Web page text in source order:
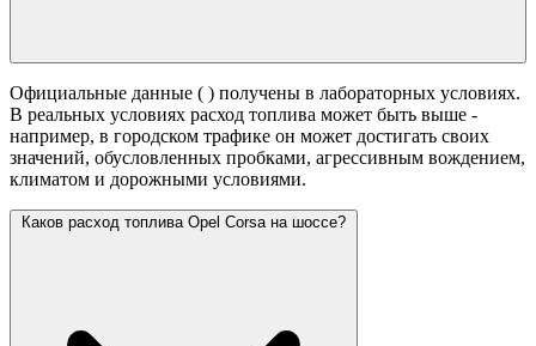
Официальные данные ( ) получены в лабораторных условиях.
В реальных условиях расход топлива может быть выше -
например, в городском трафике он может достигать своих
значений, обусловленных пробками, агрессивным вождением,
климатом и дорожными условиями.
Каков расход топлива Opel Corsa на шоссе?